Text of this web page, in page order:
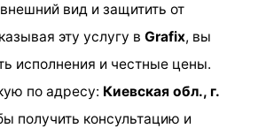
вид и защитить от
эту услугу в Grafix, вы
исполнения и честные цены.
по адресу: Киевская обл., г.
получить консультацию и